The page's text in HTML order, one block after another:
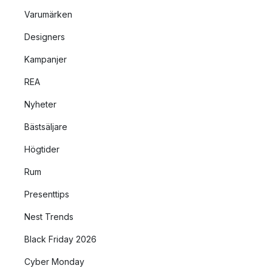
Varumärken
Designers
Kampanjer
REA
Nyheter
Bästsäljare
Högtider
Rum
Presenttips
Nest Trends
Black Friday 2026
Cyber Monday